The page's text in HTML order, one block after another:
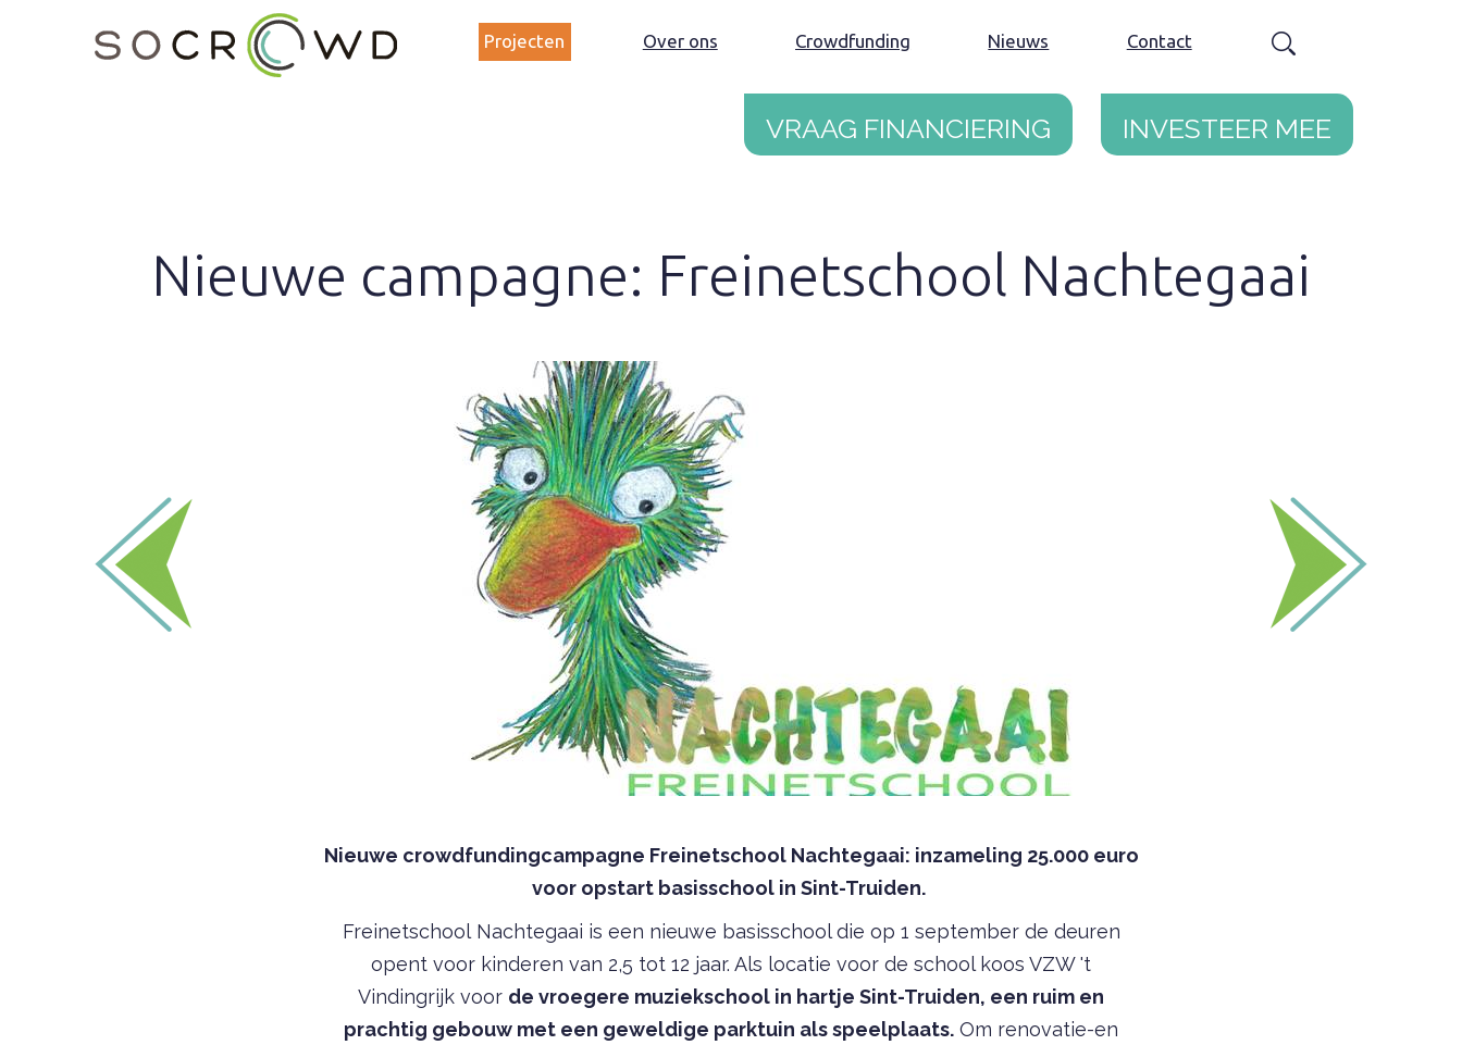
Projecten Over ons Crowdfunding Nieuws Contact
Vraag financiering Investeer mee
Nieuwe campagne: Freinetschool Nachtegaai
Nieuwe crowdfundingcampagne Freinetschool Nachtegaai: inzameling 25.000 euro
voor opstart basisschool in Sint-Truiden.
Freinetschool Nachtegaai is een nieuwe basisschool die op 1 september de deuren
opent voor kinderen van 2,5 tot 12 jaar. Als locatie voor de school koos VZW 't
Vindingrijk voor de vroegere muziekschool in hartje Sint-Truiden, een ruim en
prachtig gebouw met een geweldige parktuin als speelplaats. Om renovatie-en